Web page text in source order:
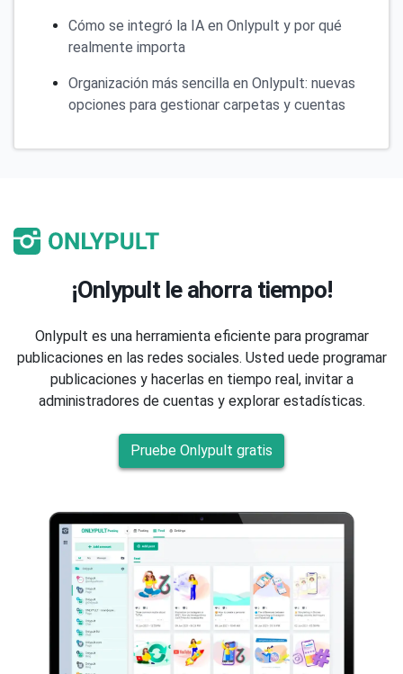
Cómo se integró la IA en Onlypult y por qué
realmente importa
Organización más sencilla en Onlypult: nuevas
opciones para gestionar carpetas y cuentas
¡Onlypult le ahorra tiempo!
Onlypult es una herramienta eficiente para programar
publicaciones en las redes sociales. Usted uede programar
publicaciones y hacerlas en tiempo real, invitar a
administradores de cuentas y explorar estadísticas.
Pruebe Onlypult gratis